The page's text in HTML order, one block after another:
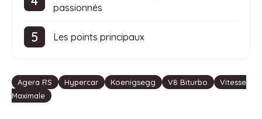
passionnés
Les points principaux
Étiquettes
Agera RS Hypercar Koenigsegg V8 Biturbo
Vitesse
Maximale